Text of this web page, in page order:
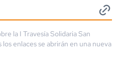
la I Travesía Solidaria San
los enlaces se abrirán en una nueva